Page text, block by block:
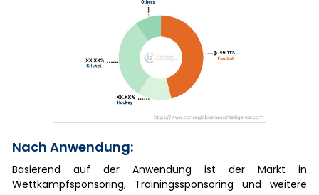
Nach Anwendung:
Basierend auf der Anwendung ist der Markt in
Wettkampfsponsoring, Trainingssponsoring und weitere